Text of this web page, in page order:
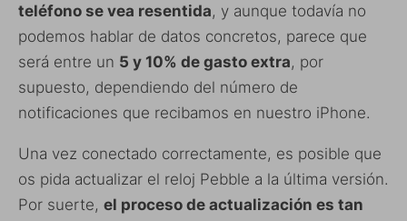
teléfono se vea resentida, y aunque todavía no
podemos hablar de datos concretos, parece que
será entre un 5 y 10% de gasto extra, por
supuesto, dependiendo del número de
notificaciones que recibamos en nuestro iPhone.
Una vez conectado correctamente, es posible que
os pida actualizar el reloj Pebble a la última versión.
Por suerte, el proceso de actualización es tan